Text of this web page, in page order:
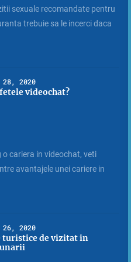
sexuale recomandate pentru
trebuie sa le incerci daca
28, 2020
videochat?
o cariera in videochat, veti
avantajele unei cariere in
26, 2020
turistice de vizitat in